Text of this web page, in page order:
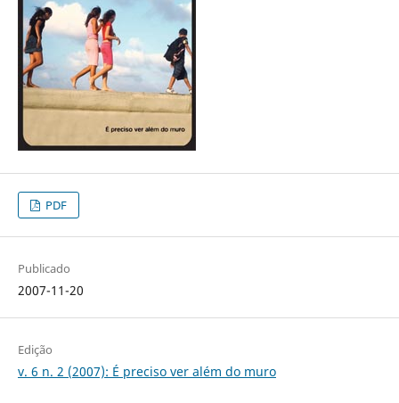
PDF
Publicado
2007-11-20
Edição
v. 6 n. 2 (2007): É preciso ver além do muro